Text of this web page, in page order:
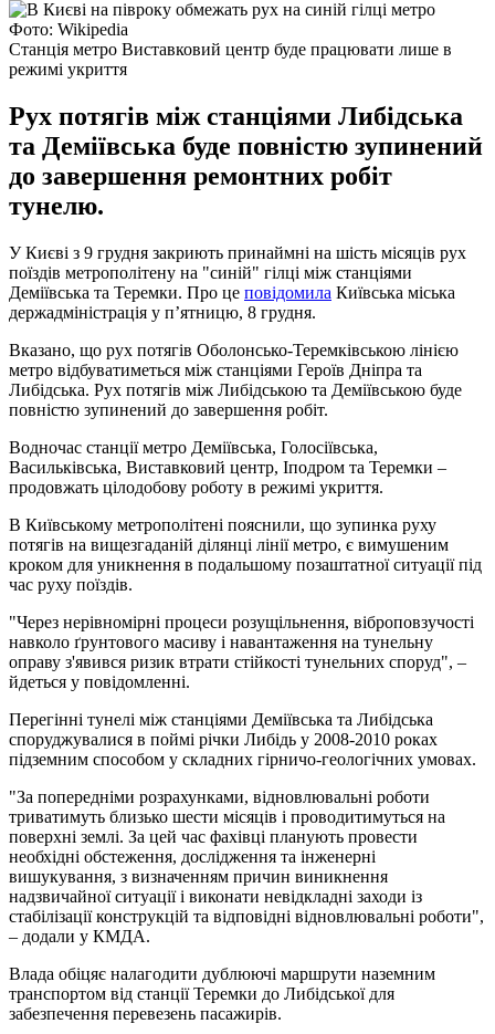
Фото: Wikipedia
Станція метро Виставковий центр буде працювати лише в
режимі укриття
Рух потягів між станціями Либідська
та Деміївська буде повністю зупинений
до завершення ремонтних робіт
тунелю.
У Києві з 9 грудня закриють принаймні на шість місяців рух
поїздів метрополітену на "синій" гілці між станціями
Деміївська та Теремки. Про це повідомила Київська міська
держадміністрація у п’ятницю, 8 грудня.
Вказано, що рух потягів Оболонсько-Теремківською лінією
метро відбуватиметься між станціями Героїв Дніпра та
Либідська. Рух потягів між Либідською та Деміївською буде
повністю зупинений до завершення робіт.
Водночас станції метро Деміївська, Голосіївська,
Васильківська, Виставковий центр, Іподром та Теремки –
продовжать цілодобову роботу в режимі укриття.
В Київському метрополітені пояснили, що зупинка руху
потягів на вищезгаданій ділянці лінії метро, є вимушеним
кроком для уникнення в подальшому позаштатної ситуації під
час руху поїздів.
"Через нерівномірні процеси розущільнення, віброповзучості
навколо ґрунтового масиву і навантаження на тунельну
оправу з'явився ризик втрати стійкості тунельних споруд", –
йдеться у повідомленні.
Перегінні тунелі між станціями Деміївська та Либідська
споруджувалися в поймі річки Либідь у 2008-2010 роках
підземним способом у складних гірничо-геологічних умовах.
"За попередніми розрахунками, відновлювальні роботи
триватимуть близько шести місяців і проводитимуться на
поверхні землі. За цей час фахівці планують провести
необхідні обстеження, дослідження та інженерні
вишукування, з визначенням причин виникнення
надзвичайної ситуації і виконати невідкладні заходи із
стабілізації конструкцій та відповідні відновлювальні роботи",
– додали у КМДА.
Влада обіцяє налагодити дублюючі маршрути наземним
транспортом від станції Теремки до Либідської для
забезпечення перевезень пасажирів.